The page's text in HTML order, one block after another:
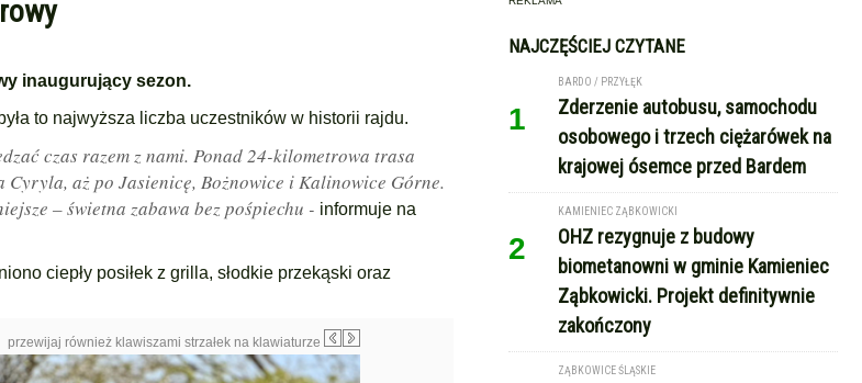
inaugurujący sezon.
to najwyższa liczba uczestników w historii rajdu.
czas razem z nami. Ponad 24-kilometrowa trasa
aż po Jasienicę, Bożnowice i Kalinowice Górne.
– świetna zabawa bez pośpiechu - informuje na
ciepły posiłek z grilla, słodkie przekąski oraz
przewijaj również klawiszami strzałek na klawiaturze
NAJCZĘŚCIEJ CZYTANE
1
BARDO / PRZYŁĘK
Zderzenie autobusu, samochodu
osobowego i trzech ciężarówek na
krajowej ósemce przed Bardem
2
KAMIENIEC ZĄBKOWICKI
OHZ rezygnuje z budowy
biometanowni w gminie Kamieniec
Ząbkowicki. Projekt definitywnie
zakończony
ZĄBKOWICE ŚLĄSKIE